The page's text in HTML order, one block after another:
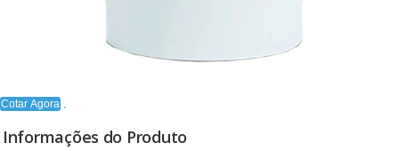
Cotar Agora
Informações do Produto